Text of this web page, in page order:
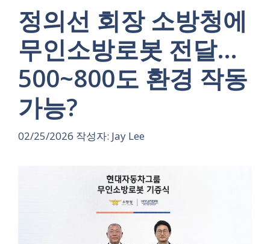
정의선 회장 소방청에
무인소방로봇 전달…
500~800도 환경 작동
가능?
02/25/2026 작성자: Jay Lee